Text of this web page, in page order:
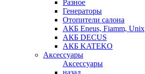
Разное
Генераторы
Отопители салона
АКБ Eneus, Fiamm, Unix
АКБ DECUS
АКБ KATEKO
Аксессуары
Аксессуары
назад